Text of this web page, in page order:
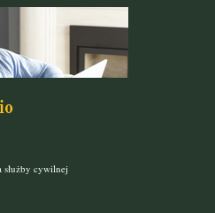
służby cywilnej